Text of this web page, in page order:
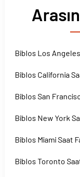
Biblos Los Angeles
Biblos California
Biblos San
Biblos New York
Biblos Miami Saat
Biblos Toronto